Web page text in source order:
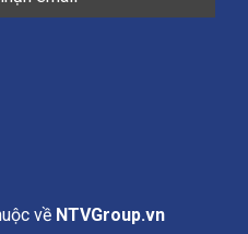
về NTVGroup.vn